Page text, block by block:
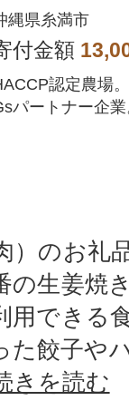
縄県糸満市
付金額
認定農場
パートナー企
）のお礼
の生姜焼
用できる
た餃子や
きを読む